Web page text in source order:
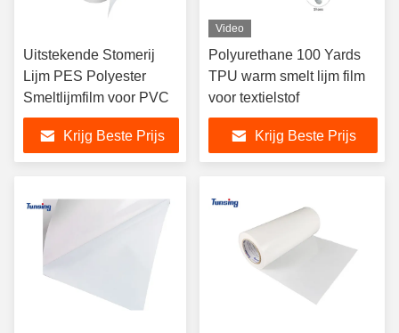
Uitstekende Stomerij
Lijm PES Polyester
Smeltlijmfilm voor PVC
Krijg Beste Prijs
Video
Polyurethane 100 Yards
TPU warm smelt lijm film
voor textielstof
Krijg Beste Prijs